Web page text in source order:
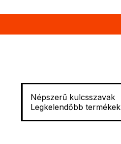
Népszerű kulcsszavak
Legkelendőbb termékek